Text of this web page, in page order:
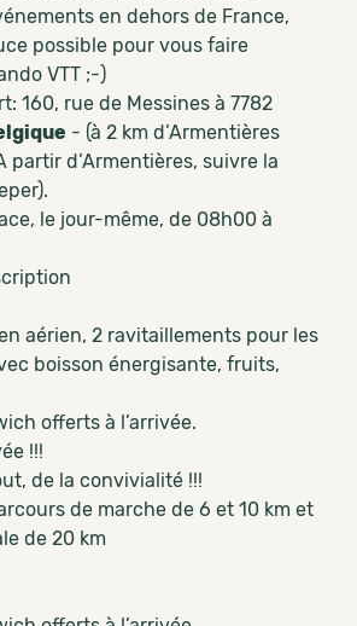
en dehors de France,
possible pour vous faire
VTT ;-)
160, rue de Messines à 7782
- (à 2 km d’Armentières
partir d’Armentières, suivre la
le jour-même, de 08h00 à
aérien, 2 ravitaillements pour les
boisson énergisante, fruits,
offerts à l’arrivée.
!!!
de la convivialité !!!
de marche de 6 et 10 km et
de 20 km